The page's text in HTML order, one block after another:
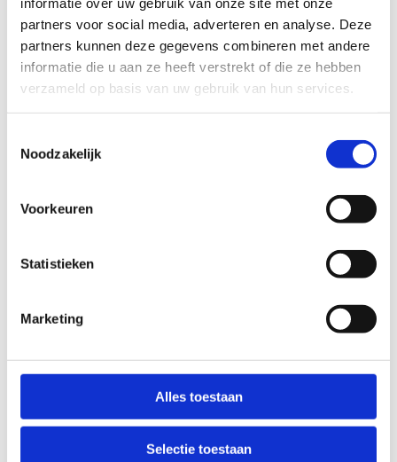
partners voor social media, adverteren en analyse. Deze
partners kunnen deze gegevens combineren met andere
informatie die u aan ze heeft verstrekt of die ze hebben
verzameld op basis van uw gebruik van hun services.
Noodzakelijk
Voorkeuren
Statistieken
Marketing
Alles toestaan
Selectie toestaan
Subsidies kunstgrasvelden
Meer weten?
Sportinfrastructuur
+32 2 209 45 94
Belmans
Sportinfrastructuur
+32 2 209 45 92